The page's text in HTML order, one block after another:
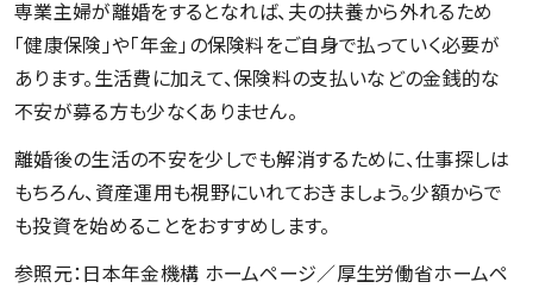
専業主婦が離婚をするとなれば、夫の扶養から外れるため
「健康保険」や「年金」の保険料をご自身で払っていく必要が
あります。生活費に加えて、保険料の支払いなどの金銭的な
不安が募る方も少なくありません。
離婚後の生活の不安を少しでも解消するために、仕事探しは
もちろん、資産運用も視野にいれておきましょう。少額からで
も投資を始めることをおすすめします。
参照元：日本年金機構 ホームページ／厚生労働省ホームペ